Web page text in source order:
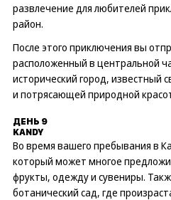
развлечение для любителей
район.
После этого приключения вы
расположенный в центральной
исторический город, известный
и потрясающей природной
ДЕНЬ 9
KANDY
Во время вашего пребывания в
который может многое
фрукты, одежду и сувениры.
ботанический сад, где